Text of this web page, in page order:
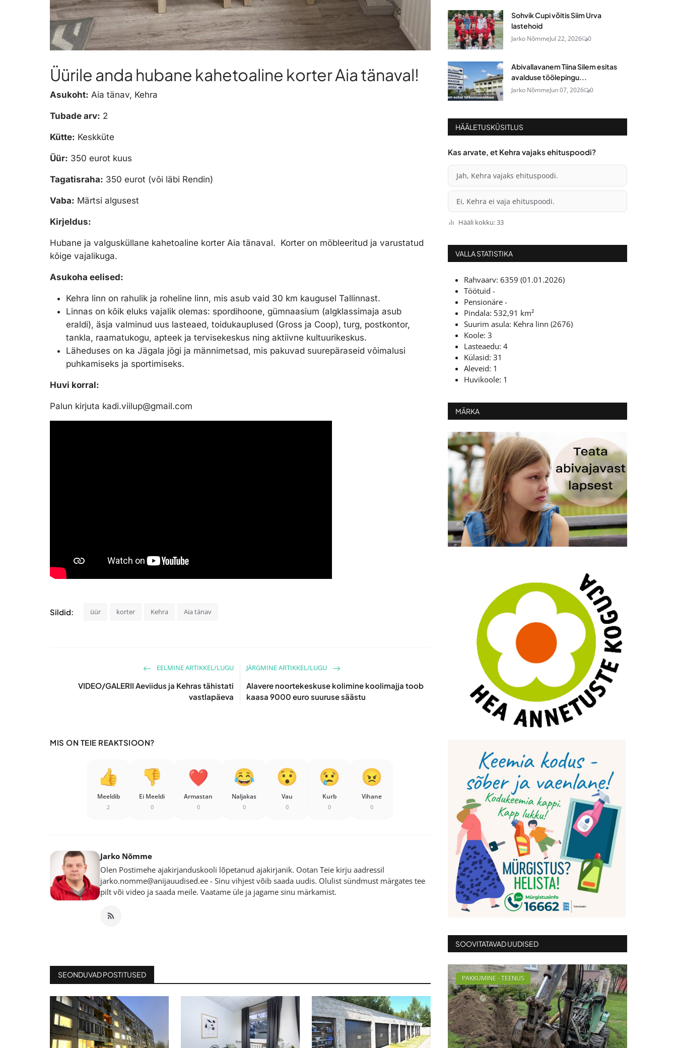
Üürile anda hubane kahetoaline korter Aia tänaval!
Asukoht: Aia tänav, Kehra
Tubade arv: 2
Kütte: Keskküte
Üür: 350 eurot kuus
Tagatisraha: 350 eurot (või läbi Rendin)
Vaba: Märtsi algusest
Kirjeldus:
Hubane ja valgusküllane kahetoaline korter Aia tänaval. Korter on möbleeritud ja varustatud
kõige vajalikuga.
Asukoha eelised:
Kehra linn on rahulik ja roheline linn, mis asub vaid 30 km kaugusel Tallinnast.
Linnas on kõik eluks vajalik olemas: spordihoone, gümnaasium (algklassimaja asub
eraldi), äsja valminud uus lasteaed, toidukauplused (Gross ja Coop), turg, postkontor,
tankla, raamatukogu, apteek ja tervisekeskus ning aktiivne kultuurikeskus.
Läheduses on ka Jägala jõgi ja männimetsad, mis pakuvad suurepäraseid võimalusi
puhkamiseks ja sportimiseks.
Huvi korral:
Palun kirjuta kadi.viilup@gmail.com
Sildid: üür korter Kehra Aia tänav
EELMINE ARTIKKEL/LUGU
VIDEO/GALERII Aeviidus ja Kehras tähistati
vastlapäeva
JÄRGMINE ARTIKKEL/LUGU
Alavere noortekeskuse kolimine koolimajja toob
kaasa 9000 euro suuruse säästu
MIS ON TEIE REAKTSIOON?
Meeldib
2
Ei Meeldi
0
Armastan
0
Naljakas
0
Vau
0
Kurb
0
Vihane
0
Jarko Nõmme
Olen Postimehe ajakirjanduskooli lõpetanud ajakirjanik. Ootan Teie kirju aadressil
jarko.nomme@anijauudised.ee - Sinu vihjest võib saada uudis. Olulist sündmust märgates tee
pilt või video ja saada meile. Vaatame üle ja jagame sinu märkamist.
SEONDUVAD POSTITUSED
Sohvik Cupi võitis Siim Urva
lastehoid
Jarko NõmmeJul 22, 2026 0
Abivallavanem Tiina Silem esitas
avalduse töölepingu...
Jarko NõmmeJun 07, 2026 0
HÄÄLETUSKÜSITLUS
Kas arvate, et Kehra vajaks ehituspoodi?
Jah, Kehra vajaks ehituspoodi.
Ei, Kehra ei vaja ehituspoodi.
Hääli kokku: 33
VALLA STATISTIKA
Rahvaarv: 6359 (01.01.2026)
Töötuid -
Pensionäre -
Pindala: 532,91 km²
Suurim asula: Kehra linn (2676)
Koole: 3
Lasteaedu: 4
Külasid: 31
Aleveid: 1
Huvikoole: 1
MÄRKA
SOOVITATAVAD UUDISED
PAKKUMINE - TEENUS